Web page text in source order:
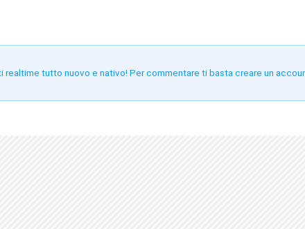
realtime tutto nuovo e nativo! Per commentare ti basta creare un